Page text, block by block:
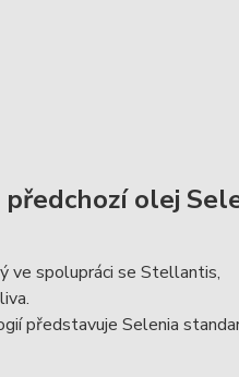
olej
ve spolupráci se Stellantis,
představuje Selenia